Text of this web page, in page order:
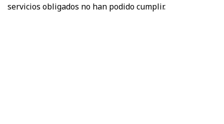
servicios obligados no han podido cumplir.